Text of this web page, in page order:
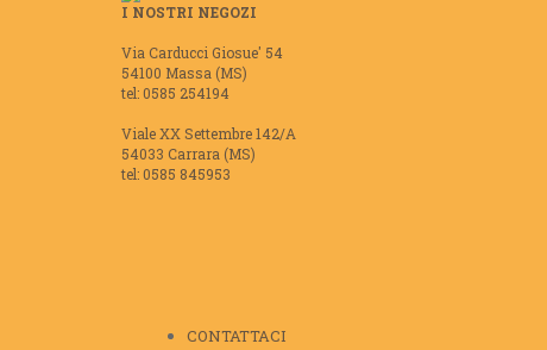
I NOSTRI NEGOZI
Via Carducci Giosue' 54
54100 Massa (MS)
tel: 0585 254194
Viale XX Settembre 142/A
54033 Carrara (MS)
tel: 0585 845953
CONTATTACI